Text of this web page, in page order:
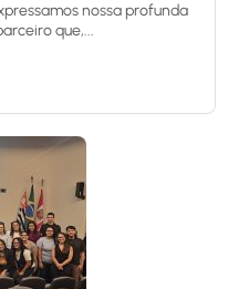
nossa profunda
que,...